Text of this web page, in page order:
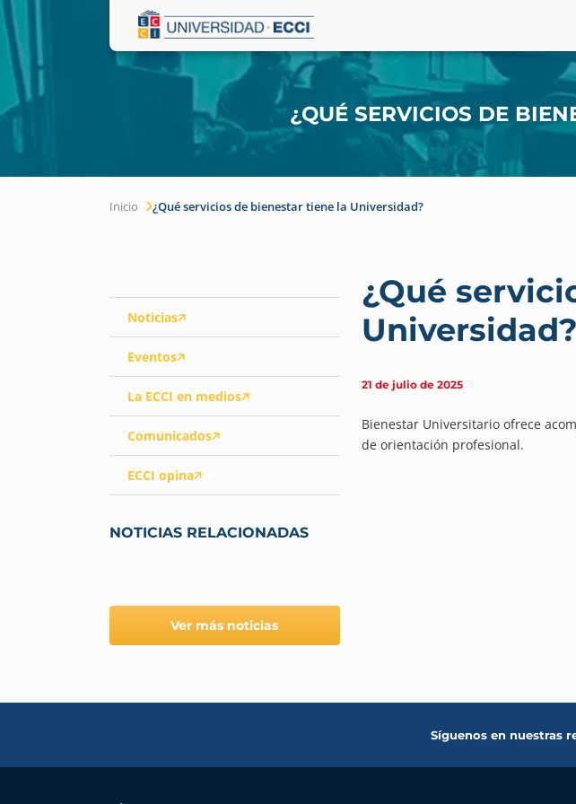
¿QUÉ SERVICIOS DE
Inicio ¿Qué servicios de bienestar tiene la Universidad?
Noticias
Eventos
La ECCI en medios
Comunicados
ECCI opina
NOTICIAS RELACIONADAS
Ver más noticias
¿Qué
Universidad?
21 de julio de 2025
Bienestar Universitario ofrece
de orientación profesional.
Síguenos en nuestras